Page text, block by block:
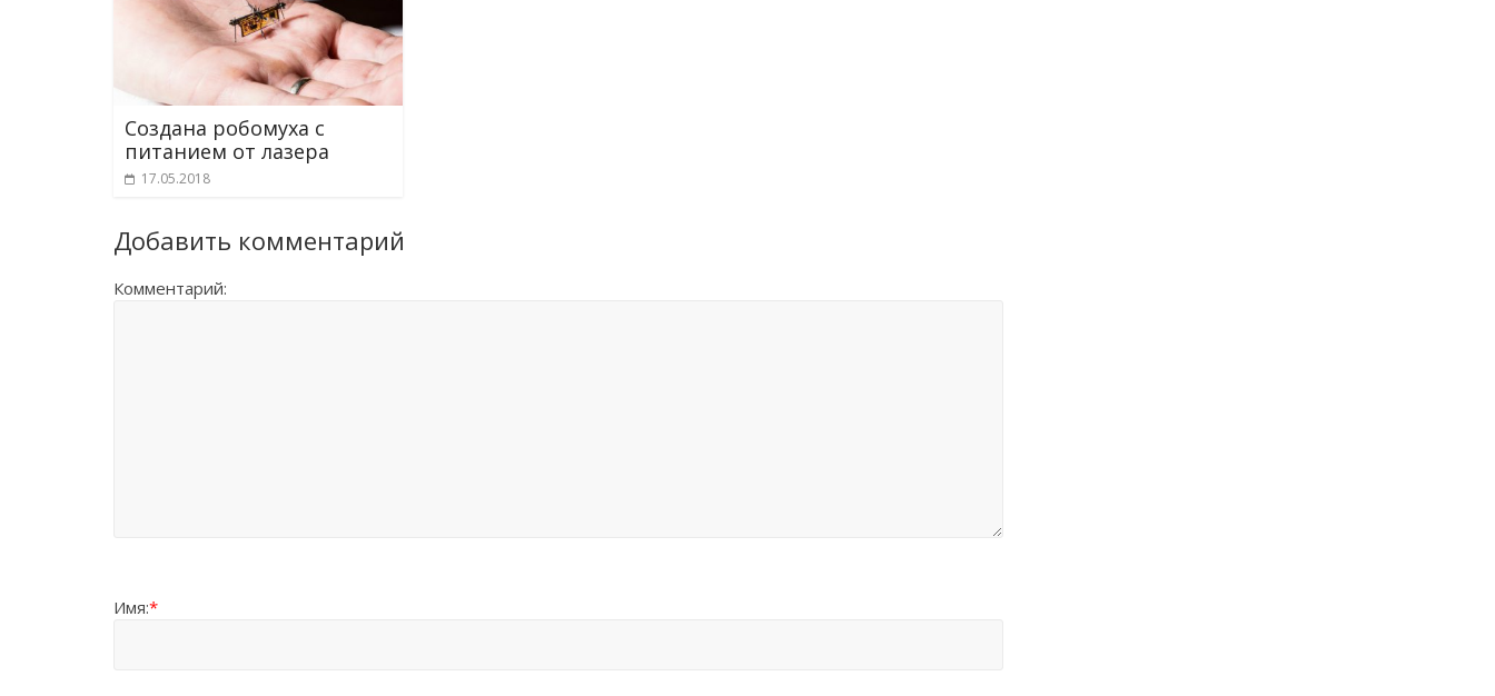
Создана робомуха с
питанием от лазера
17.05.2018
Добавить комментарий
Комментарий:
Имя:*